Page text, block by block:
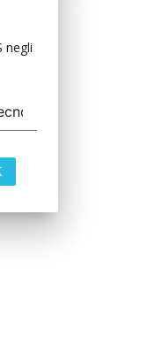
negli